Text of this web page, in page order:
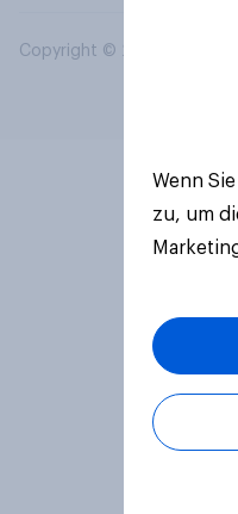
Copyright © 2026 YouGov
Wenn
zu, um